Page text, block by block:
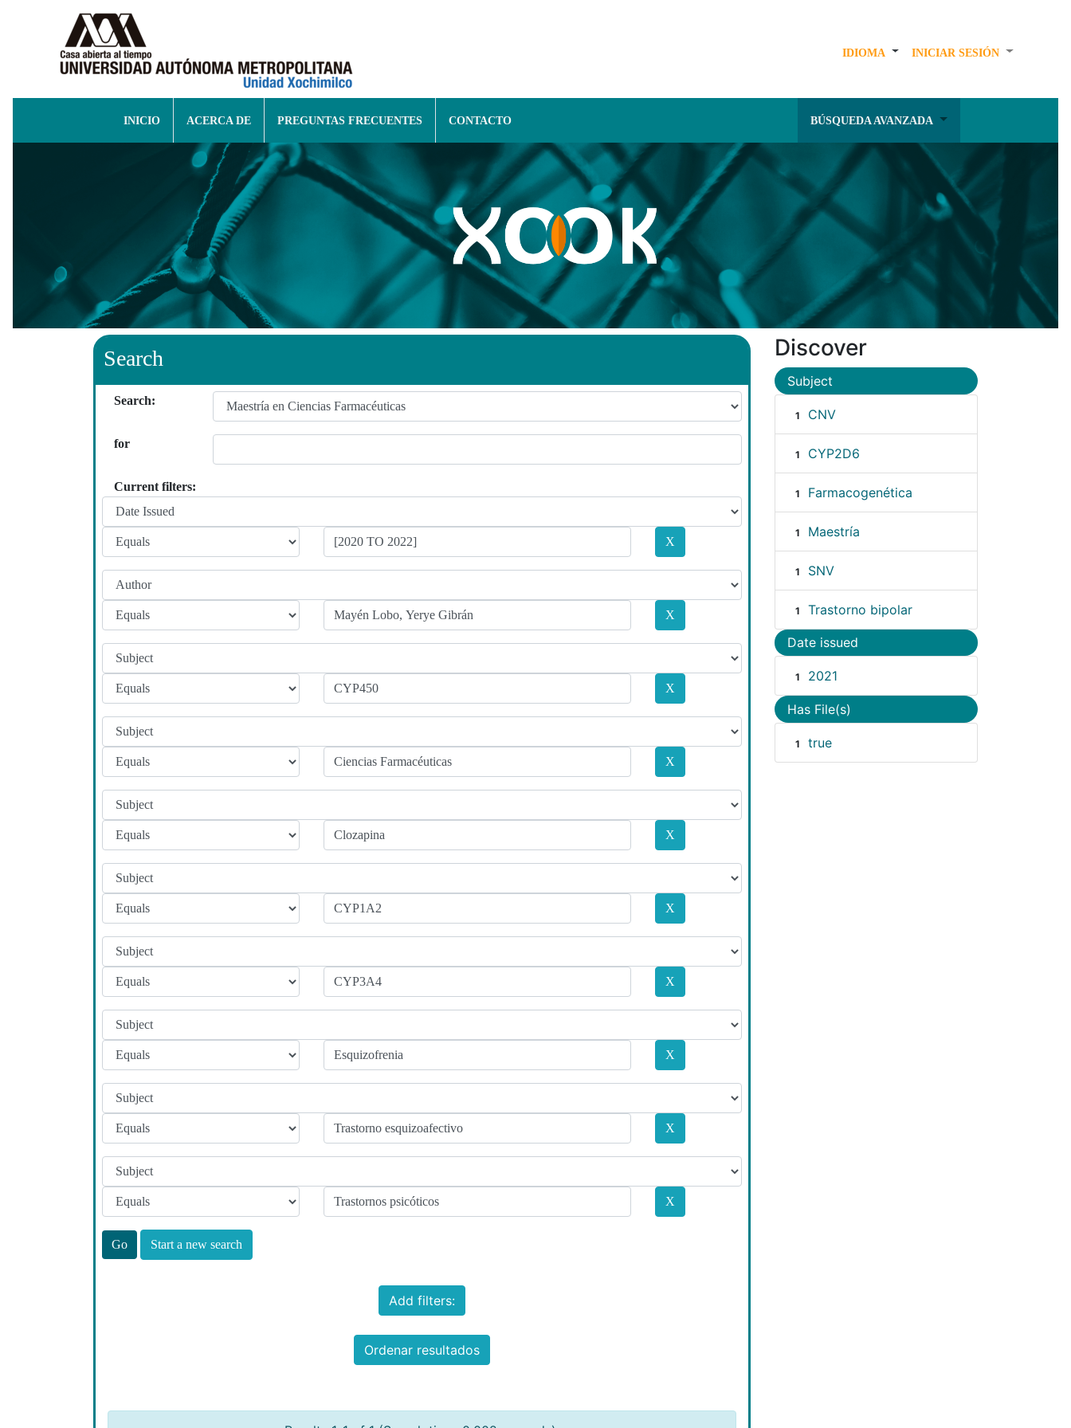
IDIOMA INICIAR SESIÓN
INICIO ACERCA DE PREGUNTAS FRECUENTES CONTACTO BÚSQUEDA AVANZADA
Search
Search:
for
Current filters:
Start a new search
Add filters:
Ordenar resultados
Discover
Subject
1 CNV
1 CYP2D6
1 Farmacogenética
1 Maestría
1 SNV
1 Trastorno bipolar
Date issued
1 2021
Has File(s)
1 true